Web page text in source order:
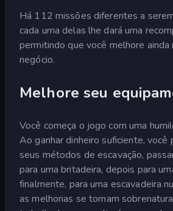
Há 112 missões diferentes a
cada uma delas lhe dará uma
permitindo que você melhore ainda
negócio.
Melhore seu
Você começa o jogo com uma
Ao ganhar dinheiro suficiente, você
seus métodos de escavação,
para uma britadeira, depois para
finalmente, para uma escavadeira
as melhorias se tornam